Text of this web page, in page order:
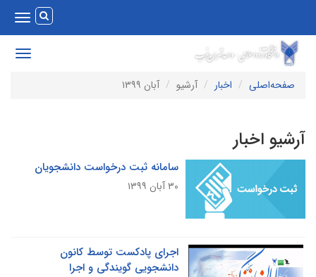
Toggle
Toggle
صفحه‌اصلی
اخبار آرشیو آبان ۱۳۹۹
اخبار
سامانه ثبت درخواست دانشجویان
اجرای پادکست توسط کانون
دانشجویی گویندگی و اجرا